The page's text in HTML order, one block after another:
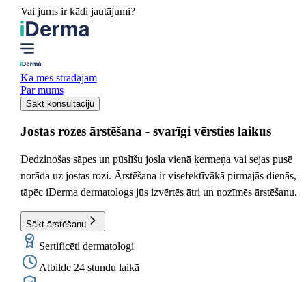
Vai jums ir kādi jautājumi?
Kā mēs strādājam
Par mums
Sākt konsultāciju
Jostas rozes ārstēšana - svarīgi vērsties laikus
Dedzinošas sāpes un pūslīšu josla vienā ķermeņa vai sejas pusē
norāda uz jostas rozi. Ārstēšana ir visefektīvākā pirmajās dienās,
tāpēc iDerma dermatologs jūs izvērtēs ātri un nozīmēs ārstēšanu.
Sākt ārstēšanu
Sertificēti dermatologi
Atbilde 24 stundu laikā